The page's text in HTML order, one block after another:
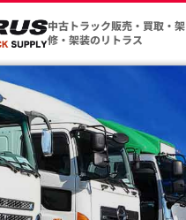
中古トラック販売・買取・架
修・架装のリトラス